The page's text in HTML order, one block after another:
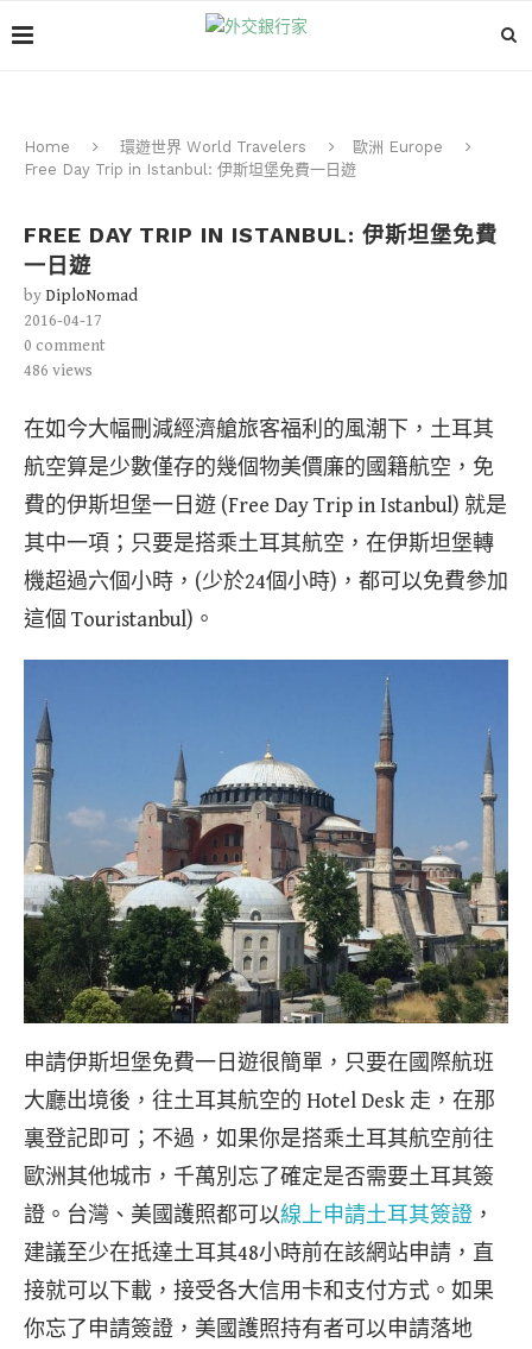
Home 環遊世界 World Travelers
歐洲 Europe
Free Day Trip in Istanbul: 伊斯坦堡免費一日遊
FREE DAY TRIP IN ISTANBUL: 伊斯坦堡免費
一日遊
byDiploNomad
2016-04-17
0 comment
486 views
在如今大幅刪減經濟艙旅客福利的風潮下，土耳其
航空算是少數僅存的幾個物美價廉的國籍航空，免
費的伊斯坦堡一日遊 (Free Day Trip in Istanbul) 就是
其中一項；只要是搭乘土耳其航空，在伊斯坦堡轉
機超過六個小時，(少於24個小時)，都可以免費參加
這個 Touristanbul)。
申請伊斯坦堡免費一日遊很簡單，只要在國際航班
大廳出境後，往土耳其航空的 Hotel Desk 走，在那
裏登記即可；不過，如果你是搭乘土耳其航空前往
歐洲其他城市，千萬別忘了確定是否需要土耳其簽
證。台灣、美國護照都可以線上申請土耳其簽證 ，
建議至少在抵達土耳其48小時前在該網站申請，直
接就可以下載，接受各大信用卡和支付方式。如果
你忘了申請簽證，美國護照持有者可以申請落地